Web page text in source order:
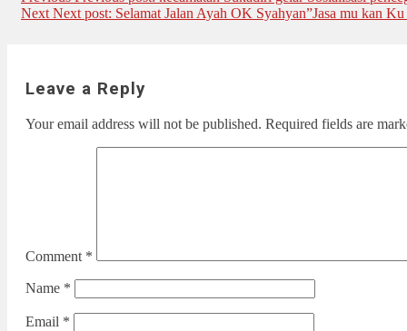
Next Next post: Selamat Jalan Ayah OK Syahyan”Jasa mu kan
Leave a Reply
Your email address will not be published. Required fields are
Comment *
Name *
Email *